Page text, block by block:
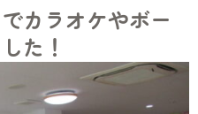
カラオケやボー
た！